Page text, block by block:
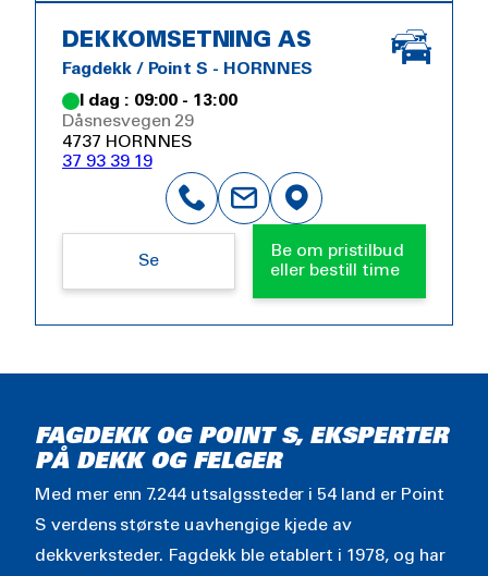
DEKKOMSETNING AS
Fagdekk / Point S - HORNNES
I dag : 09:00 - 13:00
Dåsnesvegen 29
4737 HORNNES
37 93 39 19
Se
Be om pristilbud
eller bestill time
FAGDEKK OG POINT S, EKSPERTER
PÅ DEKK OG FELGER
Med mer enn 7.244 utsalgssteder i 54 land er Point
S verdens største uavhengige kjede av
dekkverksteder. Fagdekk ble etablert i 1978, og har